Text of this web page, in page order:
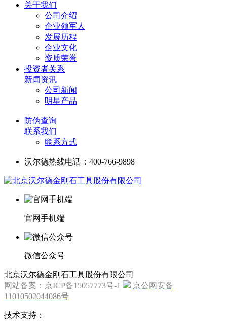
关于我们
公司介绍
企业领军人
发展历程
企业文化
资质荣誉
投资者关系
新闻资讯
公司新闻
明星产品
防伪查询
联系我们
联系方式
沃尔德热线电话：400-766-9898
官网手机端
微信公众号
北京沃尔德金刚石工具股份有限公司
网站备案： 京ICP备15057773号-1
京公网安备
11010502044086号
技术支持：